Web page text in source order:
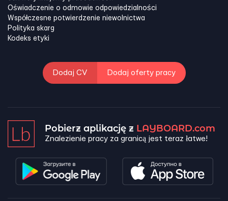
Oświadczenie o odmowie odpowiedzialności
Współczesne potwierdzenie niewolnictwa
Polityka skarg
Kodeks etyki
Dodaj CV Dodaj oferty pracy
Pobierz aplikację z LAYBOARD.com
Znalezienie pracy za granicą jest teraz łatwe!